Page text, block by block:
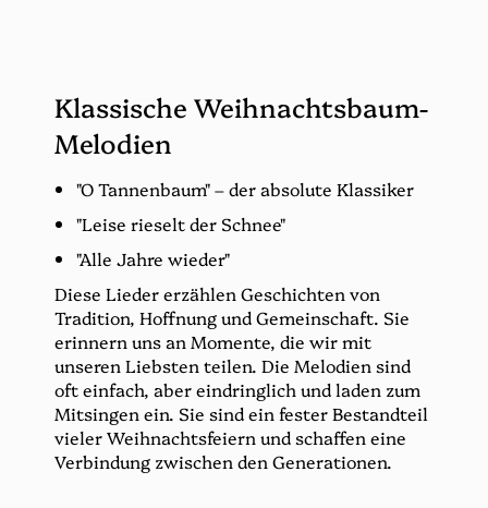
Klassische Weihnachtsbaum-
Melodien
"O Tannenbaum" – der absolute Klassiker
"Leise rieselt der Schnee"
"Alle Jahre wieder"
Diese Lieder erzählen Geschichten von
Tradition, Hoffnung und Gemeinschaft. Sie
erinnern uns an Momente, die wir mit
unseren Liebsten teilen. Die Melodien sind
oft einfach, aber eindringlich und laden zum
Mitsingen ein. Sie sind ein fester Bestandteil
vieler Weihnachtsfeiern und schaffen eine
Verbindung zwischen den Generationen.